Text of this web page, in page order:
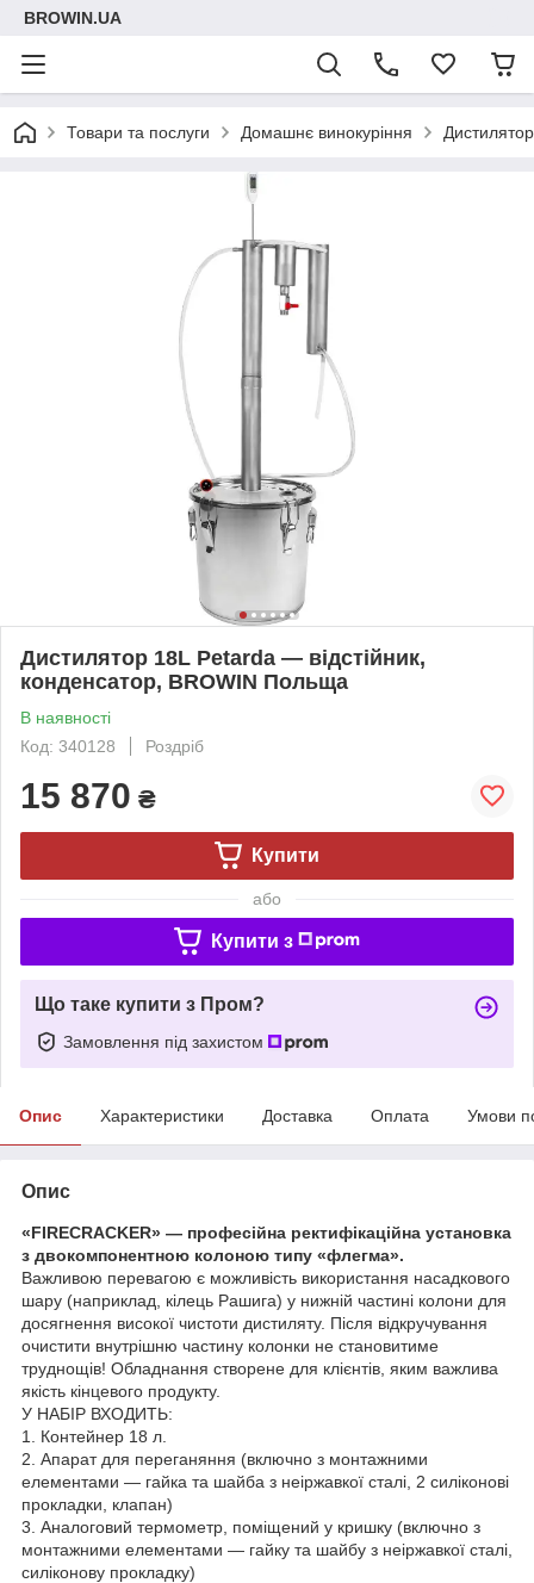
BROWIN.UA
Товари та послуги Домашнє винокуріння
Дистилятор 18L Petarda — відстійник,
конденсатор, BROWIN Польща
В наявності
Код: 340128
Роздріб
15 870 ₴
Купити
або
Купити з
Що таке купити з Пром?
Замовлення під захистом
Опис Характеристики Доставка Оплата Умови
Опис
«FIRECRACKER» — професійна ректифікаційна установка
з двокомпонентною колоною типу «флегма».
Важливою перевагою є можливість використання насадкового
шару (наприклад, кілець Рашига) у нижній частині колони для
досягнення високої чистоти дистиляту. Після відкручування
очистити внутрішню частину колонки не становитиме
труднощів! Обладнання створене для клієнтів, яким важлива
якість кінцевого продукту.
У НАБІР ВХОДИТЬ:
1. Контейнер 18 л.
2. Апарат для переганяння (включно з монтажними
елементами — гайка та шайба з неіржавкої сталі, 2 силіконові
прокладки, клапан)
3. Аналоговий термометр, поміщений у кришку (включно з
монтажними елементами — гайку та шайбу з неіржавкої сталі,
силіконову прокладку)